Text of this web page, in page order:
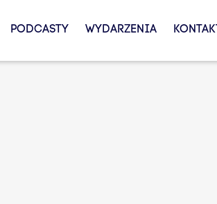
PODCASTY WYDARZENIA KONTAKT